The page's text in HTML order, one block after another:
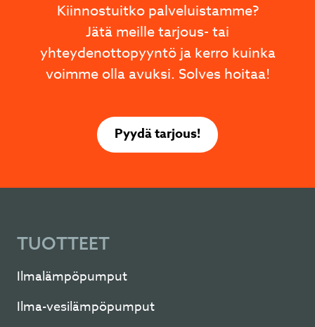
Kiinnostuitko palveluistamme?
Jätä meille tarjous- tai
yhteydenottopyyntö ja kerro kuinka
voimme olla avuksi. Solves hoitaa!
Pyydä tarjous!
TUOTTEET
Ilmalämpöpumput
Ilma-vesilämpöpumput